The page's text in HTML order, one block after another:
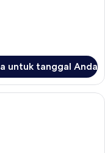
untuk tanggal Anda
| Seprai premium,